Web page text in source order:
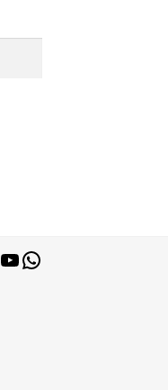
Facebook
YouTube